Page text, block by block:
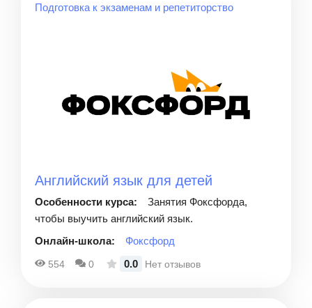
Подготовка к экзаменам и репетиторство
Английский язык для детей
Особенности курса:
Занятия Фоксфорда,
чтобы выучить английский язык.
Онлайн-школа:
Фоксфорд
554 0 0.0 Нет отзывов